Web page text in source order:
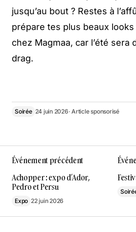
jusqu’au bout ? Restes à
prépare tes plus beaux
chez Magmaa, car l’été sera
drag.
Soirée 24 juin 2026· Article sponsorisé
Événement précédent
Achopper : expo d’Ador,
Pedro et Persu
Expo 22 juin 2026